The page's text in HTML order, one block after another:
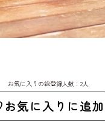
お気に入りの総登録人数：2人
お気に入りに追加